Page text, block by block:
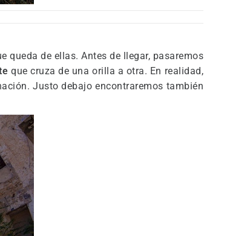
queda de ellas. Antes de llegar, pasaremos
que cruza de una orilla a otra. En realidad,
Justo debajo encontraremos también